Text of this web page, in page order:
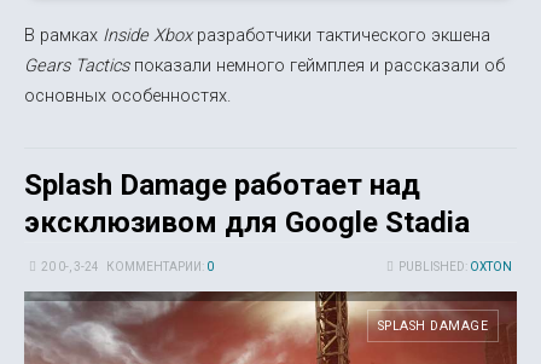
В рамках Inside Xboxразработчики тактического экшена
Gears Tacticsпоказали немного геймплея и рассказали об
основных особенностях.
Splash Damage работает над
эксклюзивом для Google Stadia
PUBLISHED: OXTON
20 0-, 3-24 КОММЕНТАРИИ: 0
SPLASH DAMAGE